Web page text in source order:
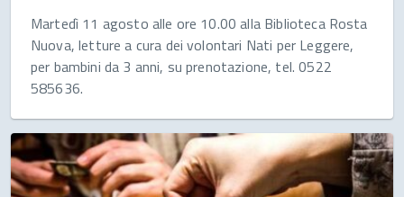
Martedì 11 agosto alle ore 10.00 alla Biblioteca Rosta
Nuova, letture a cura dei volontari Nati per Leggere,
per bambini da 3 anni, su prenotazione, tel. 0522
585636.